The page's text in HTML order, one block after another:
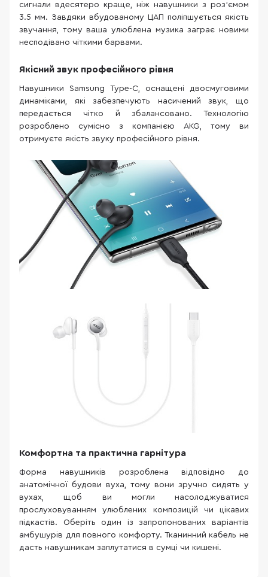
сигнали вдесятеро краще, ніж навушники з роз’‎‎ємом
3.5 мм. Завдяки вбудованому ЦАП поліпшується якість
звучання, тому ваша улюблена музика заграє новими
несподівано чіткими барвами.
Якісний звук професійного рівня
Навушники Samsung Type-C, оснащені двосмуговими
динаміками, які забезпечують насичений звук, що
передається чітко й збалансовано. Технологію
розроблено сумісно з компанією AKG, тому ви
отримуєте якість звуку професійного рівня.
Комфортна та практична гарнітура
Форма навушників розроблена відповідно до
анатомічної будови вуха, тому вони зручно сидять у
вухах, щоб ви могли насолоджуватися
прослуховуванням улюблених композицій чи цікавих
підкастів. Оберіть один із запропонованих варіантів
амбушурів для повного комфорту. Тканинний кабель не
дасть навушникам заплутатися в сумці чи кишені.